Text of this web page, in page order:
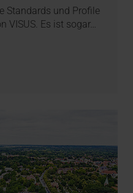
Standards und Profile
VISUS. Es ist sogar…